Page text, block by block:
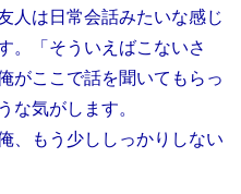
人は日常会話みたいな感じ
。「そういえばこないさ
がここで話を聞いてもらっ
な気がします。
、もう少ししっかりしない